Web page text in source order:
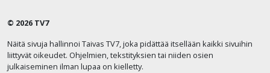
© 2026 TV7
Näitä sivuja hallinnoi Taivas TV7, joka pidättää itsellään kaikki sivuihin
liittyvät oikeudet. Ohjelmien, tekstityksien tai niiden osien
julkaiseminen ilman lupaa on kielletty.